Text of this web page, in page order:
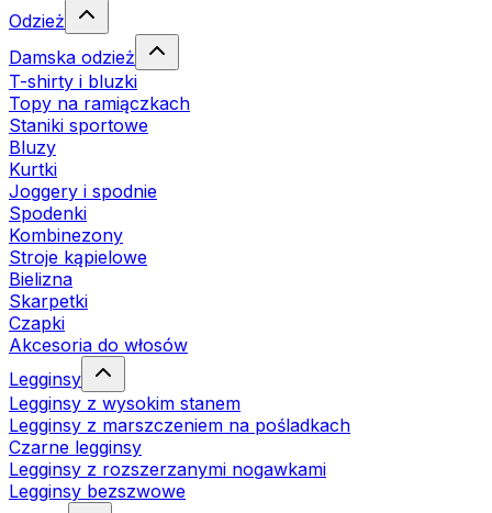
Odzież
Damska odzież
T-shirty i bluzki
Topy na ramiączkach
Staniki sportowe
Bluzy
Kurtki
Joggery i spodnie
Spodenki
Kombinezony
Stroje kąpielowe
Bielizna
Skarpetki
Czapki
Akcesoria do włosów
Legginsy
Legginsy z wysokim stanem
Legginsy z marszczeniem na pośladkach
Czarne legginsy
Legginsy z rozszerzanymi nogawkami
Legginsy bezszwowe